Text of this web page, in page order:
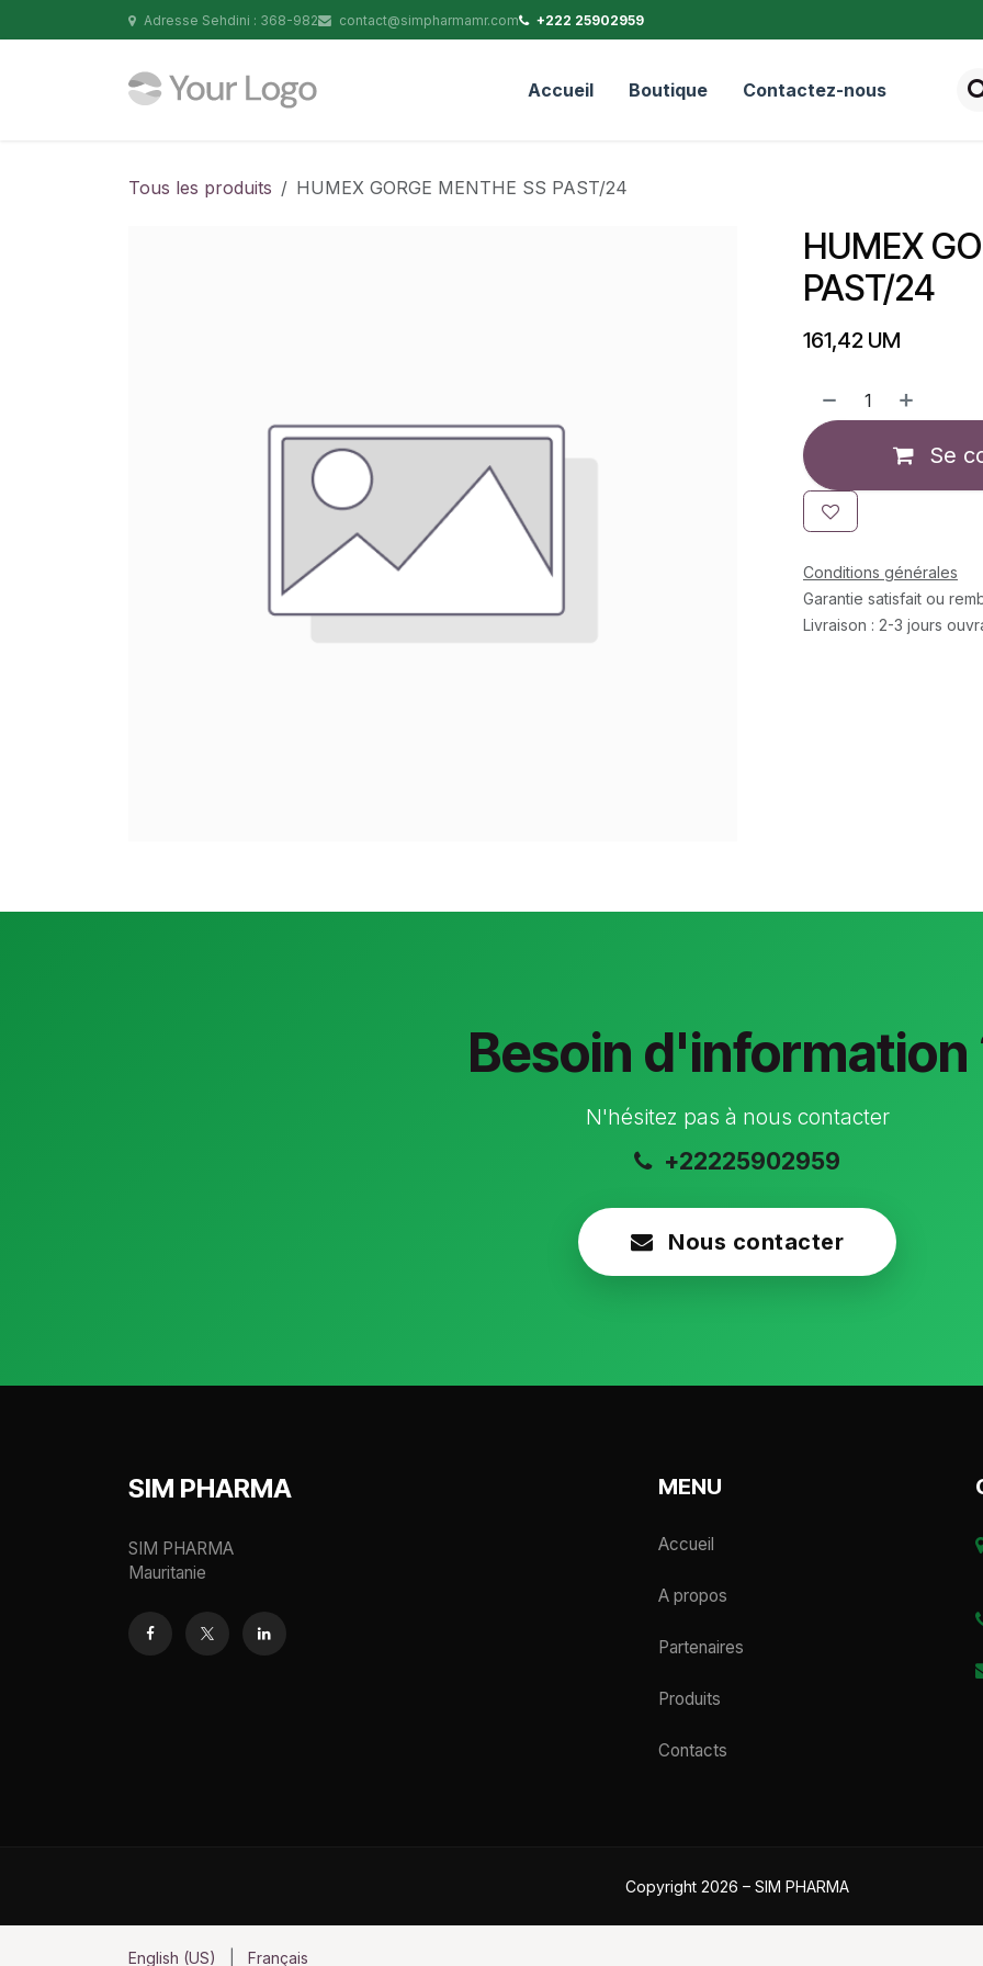
Se rendre au contenuAdresse Sehdini : 368-982 contact@simpharmamr.com +222 25902959
Accueil Boutique Contactez-nous
Tous les produits HUMEX GORGE MENTHE SS PAST/24
HUMEX
PAST/24
161,42 UM
Se
Conditions générales
Garantie satisfait ou
Livraison : 2-3 jours
Besoin d'information
N'hésitez pas à nous contacter
+22225902959
Nous contacter
SIM PHARMA
SIM PHARMA
Mauritanie
MENU
Accueil
A propos
Partenaires
Produits
Contacts
Copyright 2026 – SIM PHARMA
English (US) Français